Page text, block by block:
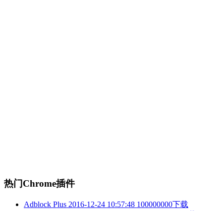
热门Chrome插件
Adblock Plus 2016-12-24 10:57:48 100000000下载